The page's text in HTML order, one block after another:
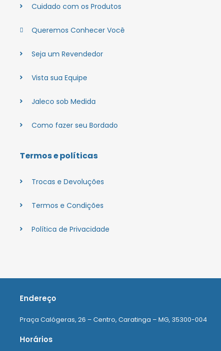
Cuidado com os Produtos
Queremos Conhecer Você
Seja um Revendedor
Vista sua Equipe
Jaleco sob Medida
Como fazer seu Bordado
Termos e políticas
Trocas e Devoluções
Termos e Condições
Política de Privacidade
Endereço
Praça Calógeras, 26 – Centro, Caratinga – MG, 35300-004
Horários